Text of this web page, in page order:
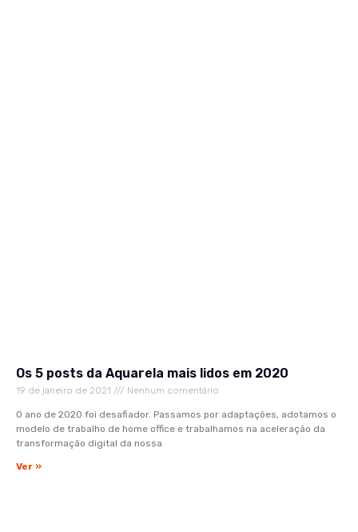
Os 5 posts da Aquarela mais lidos em 2020
19 de janeiro de 2021 Nenhum comentário
O ano de 2020 foi desafiador. Passamos por adaptações, adotamos o
modelo de trabalho de home office e trabalhamos na aceleração da
transformação digital da nossa
Ver »